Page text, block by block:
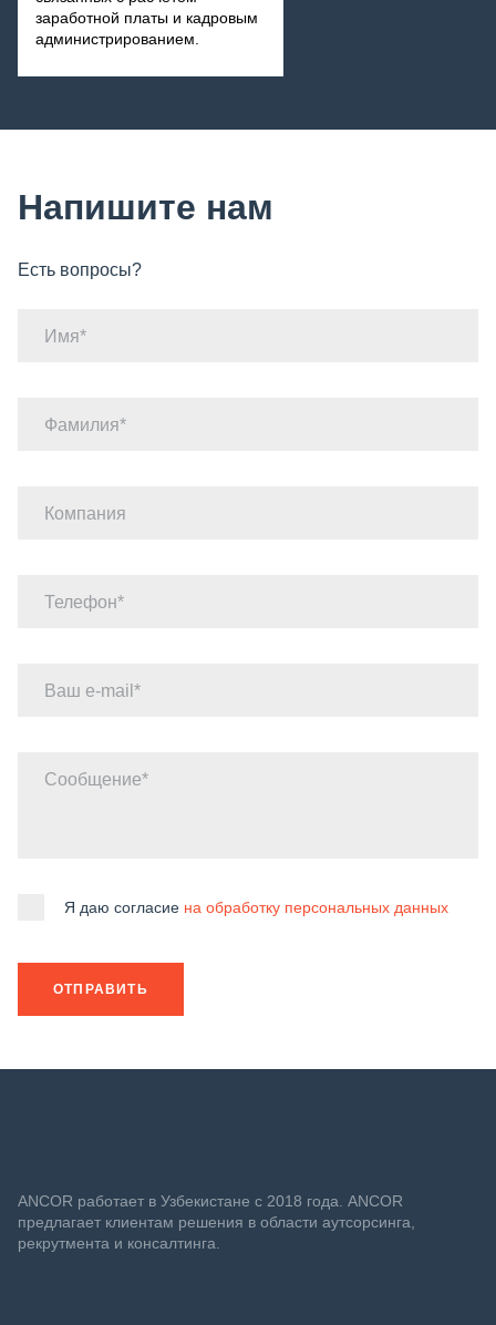
заработной платы и кадровым
администрированием.
Напишите нам
Есть вопросы?
Имя
Фамилия
Компания
Телефон
Ваш e-mail
Сообщение
Я даю согласие на обработку персональных данных
ОТПРАВИТЬ
ANСOR работает в Узбекистане с 2018 года. ANCOR
предлагает клиентам решения в области аутсорсинга,
рекрутмента и консалтинга.